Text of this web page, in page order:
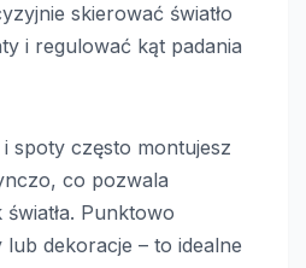
skierować światło
i regulować kąt padania
spoty często montujesz
co pozwala
Punktowo
dekoracje – to idealne